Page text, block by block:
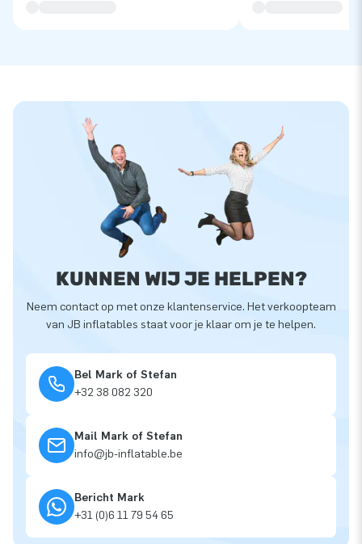
KUNNEN WIJ JE HELPEN?
Neem contact op met onze klantenservice. Het verkoopteam
van JB inflatables staat voor je klaar om je te helpen.
Bel Mark of Stefan
+32 38 082 320
Mail Mark of Stefan
info@jb-inflatable.be
Bericht Mark
+31 (0)6 11 79 54 65